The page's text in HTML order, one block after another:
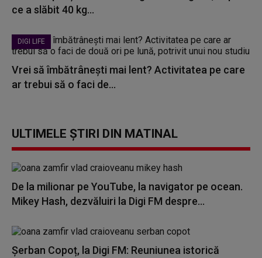
ce a slăbit 40 kg...
DIGI LIFE
Vrei să îmbătrânești mai lent? Activitatea pe care
ar trebui să o faci de...
ULTIMELE ȘTIRI DIN MATINAL
De la milionar pe YouTube, la navigator pe ocean.
Mikey Hash, dezvăluiri la Digi FM despre...
Șerban Copoț, la Digi FM: Reuniunea istorică